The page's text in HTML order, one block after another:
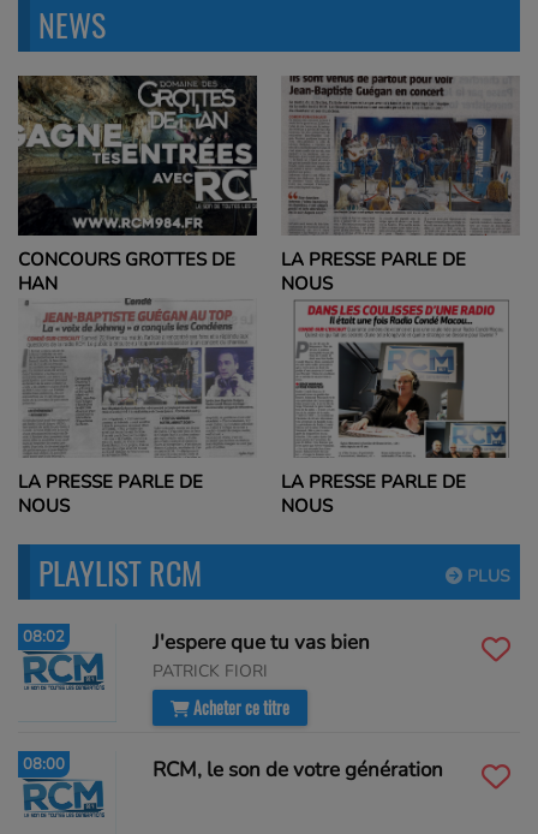
NEWS
CONCOURS GROTTES DE
HAN
LA PRESSE PARLE DE
NOUS
LA PRESSE PARLE DE
NOUS
LA PRESSE PARLE DE
NOUS
PLUS
PLAYLIST RCM
08:02 J'espere que tu vas bien
PATRICK FIORI
Acheter ce titre
08:00 RCM, le son de votre génération